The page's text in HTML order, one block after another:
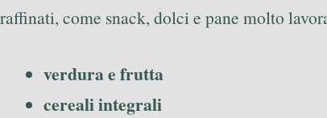
raffinati, come snack, dolci e pane molto
verdura e frutta
cereali integrali